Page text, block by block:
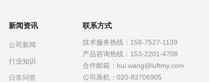
新闻资讯
公司新闻
行业知识
日常问答
联系方式
技术服务热线： 158-7527-1139
产品咨询热线： 153-2201-4708
合作邮箱： hui.wang@luftmy.com
公司座机： 020-83706905